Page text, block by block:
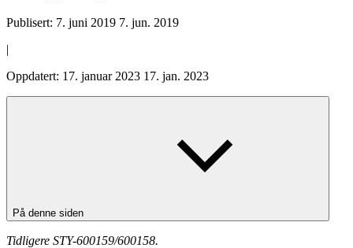
Publisert: 7. juni 2019 7. jun. 2019
|
Oppdatert: 17. januar 2023 17. jan. 2023
På denne siden
Tidligere STY-600159/600158.